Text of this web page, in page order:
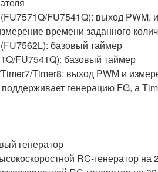
FU7541Q): выход
времени заданного
базовый таймер
FU7541Q): базовый таймер
Timer8: выход PWM и
генерацию FG, а
генератор
RC-генератор на